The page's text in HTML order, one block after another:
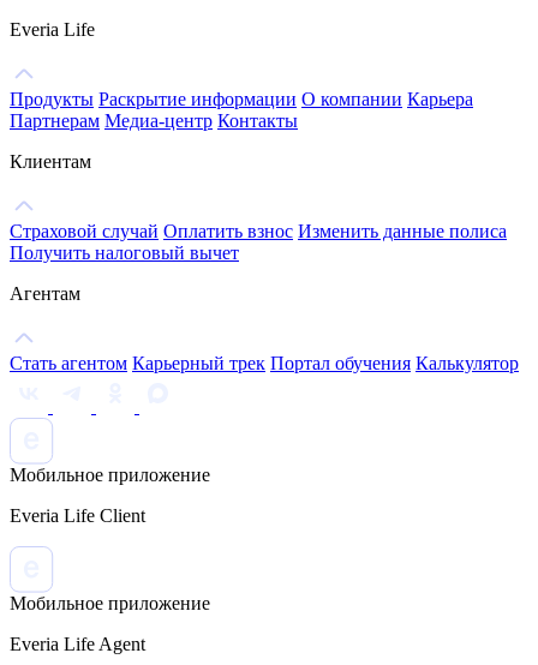
Everia Life
Продукты Раскрытие информации О компании Карьера
Партнерам Медиа-центр Контакты
Клиентам
Страховой случай Оплатить взнос Изменить данные полиса
Получить налоговый вычет
Агентам
Стать агентом Карьерный трек Портал обучения Калькулятор
Мобильное приложение
Everia Life Client
Мобильное приложение
Everia Life Agent